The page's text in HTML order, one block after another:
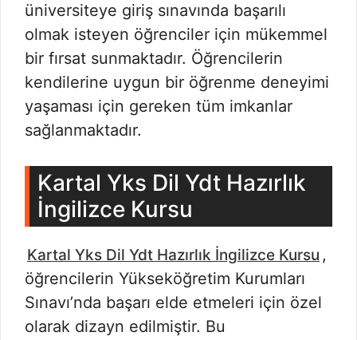
üniversiteye giriş sınavında başarılı
olmak isteyen öğrenciler için mükemmel
bir fırsat sunmaktadır. Öğrencilerin
kendilerine uygun bir öğrenme deneyimi
yaşaması için gereken tüm imkanlar
sağlanmaktadır.
Kartal Yks Dil Ydt Hazırlık
İngilizce Kursu
Kartal Yks Dil Ydt Hazırlık İngilizce Kursu ,
öğrencilerin Yükseköğretim Kurumları
Sınavı’nda başarı elde etmeleri için özel
olarak dizayn edilmiştir. Bu